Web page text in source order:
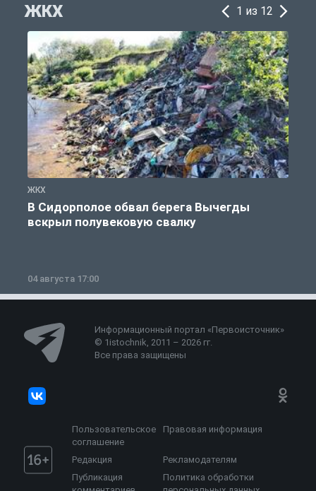
ЖКХ 1 из 12
ЖКХ
В Сидорполое обвал берега Вычегды
вскрыл полувековую свалку
04 августа 17:00
Информационный портал «Первоисточник»
© 1istochnik, 2011 – 2026 гг.
Все права защищены
Пользовательское
соглашение
Правовая информация
Редакция
Рекламодателям
Публикация
Политика обработки